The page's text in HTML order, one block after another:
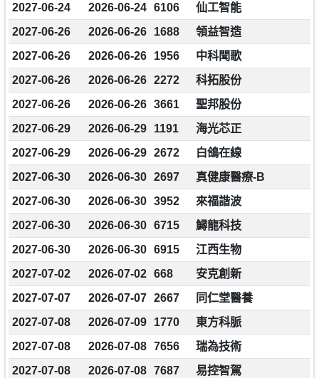
2027-06-24
2026-06-24 6106
仙工智能
2027-06-26
2026-06-26 1688
領益智造
2027-06-26
2026-06-26 1956
中科聞歌
2027-06-26
2026-06-26 2272
科拓股份
2027-06-26
2026-06-26 3661
聖邦股份
2027-06-29
2026-06-29 1191
海光芯正
2027-06-29
2026-06-29 2672
白鴿在線
2027-06-30
2026-06-30 2697
真健康醫療-B
2027-06-30
2026-06-30 3952
來福諧波
2027-06-30
2026-06-30 6715
鱘龍科技
2027-06-30
2026-06-30 6915
江西生物
2027-07-02
2026-07-02 668
安克創新
2027-07-07
2026-07-07 2667
同仁堂醫養
2027-07-08
2026-07-09 1770
東方科脈
2027-07-08
2026-07-08 7656
瑞為技術
2027-07-08
2026-07-08 7687
易控智駕